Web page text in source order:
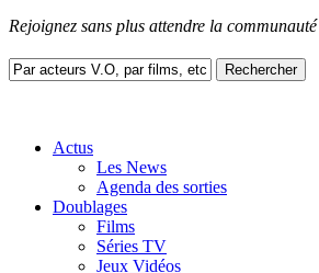
Rejoignez sans plus attendre la communauté
Actus
Les News
Agenda des sorties
Doublages
Films
Séries TV
Jeux Vidéos